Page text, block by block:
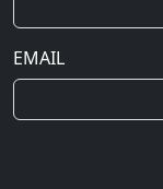
EMAIL